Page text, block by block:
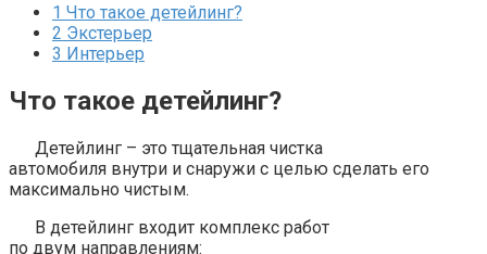
1 Что такое детейлинг?
2 Экстерьер
3 Интерьер
Что такое детейлинг?
Детейлинг – это тщательная чистка
автомобиля внутри и снаружи с целью сделать его
максимально чистым.
В детейлинг входит комплекс работ
по двум направлениям: